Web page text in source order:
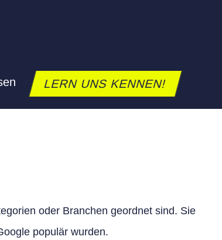
LERN UNS KENNEN!
oder Branchen geordnet sind. Sie
populär wurden.